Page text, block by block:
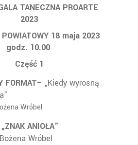
TANECZNA PROARTE
2023
POWIATOWY 18 maja 2023
godz. 10.00
Część 1
FORMAT– „Kiedy wyrosną
Wróbel
ANIOŁA”
Wróbel